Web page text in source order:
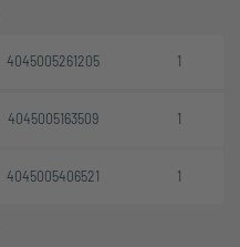
4045005261205 1
4045005163509 1
4045005406521 1